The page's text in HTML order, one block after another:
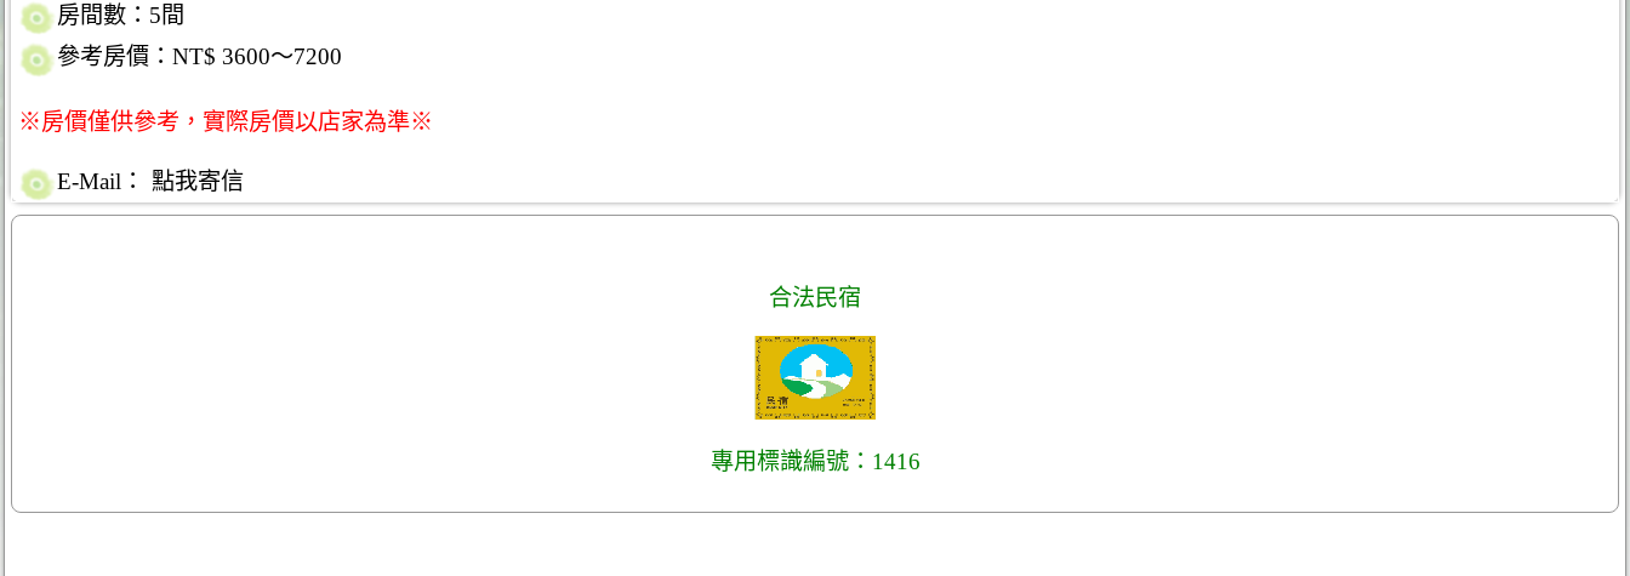
房間數：5間
參考房價：NT$ 3600～7200
※房價僅供參考，實際房價以店家為準※
E-Mail： 點我寄信
合法民宿
專用標識編號：1416